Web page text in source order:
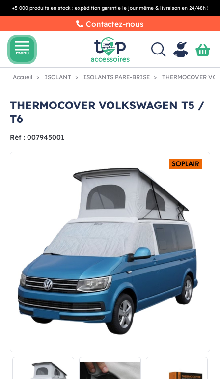
+5 000 produits en stock : expédition garantie le jour même & livraison en 24/48h !
Contactez-nous
menu
menu
Accueil ISOLANT ISOLANTS PARE-BRISE THERMOCOVER
THERMOCOVER VOLKSWAGEN T5 /
T6
Réf : 007945001